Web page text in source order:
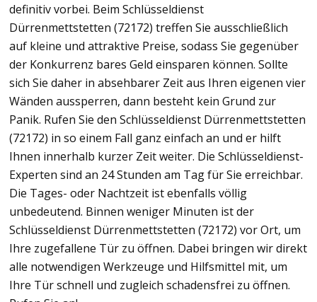
definitiv vorbei. Beim Schlüsseldienst
Dürrenmettstetten (72172) treffen Sie ausschließlich
auf kleine und attraktive Preise, sodass Sie gegenüber
der Konkurrenz bares Geld einsparen können. Sollte
sich Sie daher in absehbarer Zeit aus Ihren eigenen vier
Wänden aussperren, dann besteht kein Grund zur
Panik. Rufen Sie den Schlüsseldienst Dürrenmettstetten
(72172) in so einem Fall ganz einfach an und er hilft
Ihnen innerhalb kurzer Zeit weiter. Die Schlüsseldienst-
Experten sind an 24 Stunden am Tag für Sie erreichbar.
Die Tages- oder Nachtzeit ist ebenfalls völlig
unbedeutend. Binnen weniger Minuten ist der
Schlüsseldienst Dürrenmettstetten (72172) vor Ort, um
Ihre zugefallene Tür zu öffnen. Dabei bringen wir direkt
alle notwendigen Werkzeuge und Hilfsmittel mit, um
Ihre Tür schnell und zugleich schadensfrei zu öffnen.